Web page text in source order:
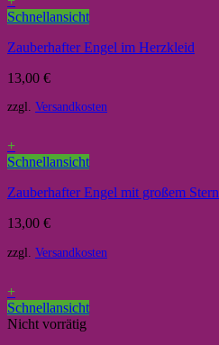
Schnellansicht
Zauberhafter Engel im Herzkleid
13,00 €
zzgl. Versandkosten
+
Schnellansicht
Zauberhafter Engel mit großem Stern
13,00 €
zzgl. Versandkosten
+
Schnellansicht
Nicht vorrätig